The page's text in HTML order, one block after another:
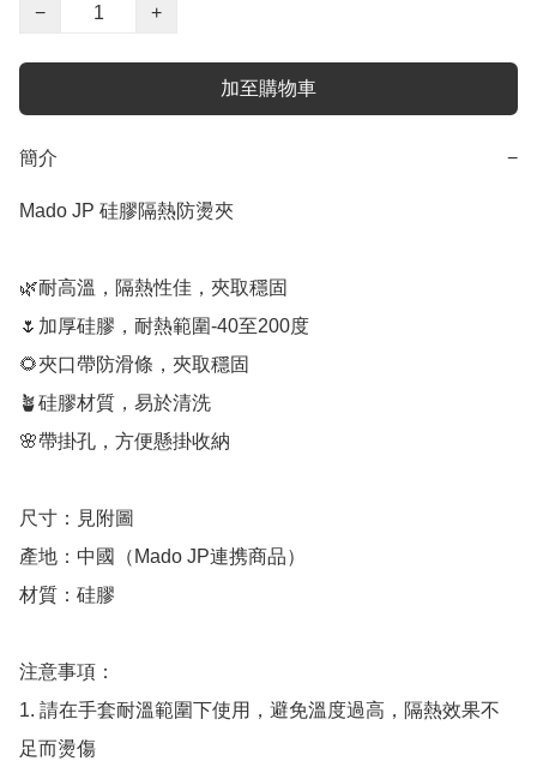
−
+
加至購物車
簡介 −
Mado JP 硅膠隔熱防燙夾
🌿耐高溫，隔熱性佳，夾取穩固
🌷加厚硅膠，耐熱範圍-40至200度
🌻夾口帶防滑條，夾取穩固
🪴硅膠材質，易於清洗
🌸帶掛孔，方便懸掛收納
尺寸：見附圖
產地：中國（Mado JP連携商品）
材質：硅膠
注意事項：
1. 請在手套耐溫範圍下使用，避免溫度過高，隔熱效果不
足而燙傷